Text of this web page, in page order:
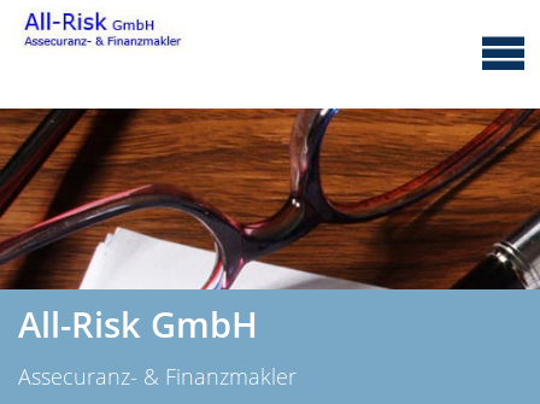
All-Risk GmbH
Assecuranz- & Finanzmakler